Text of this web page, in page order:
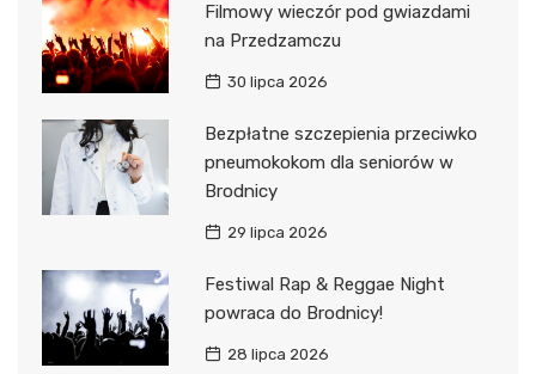
Filmowy wieczór pod gwiazdami
na Przedzamczu
30 lipca 2026
Bezpłatne szczepienia przeciwko
pneumokokom dla seniorów w
Brodnicy
29 lipca 2026
Festiwal Rap & Reggae Night
powraca do Brodnicy!
28 lipca 2026